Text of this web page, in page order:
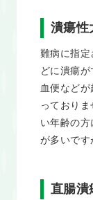
潰瘍性
難病に指定
どに潰瘍が
血便など
っており
い年齢の
が多いです
直腸潰